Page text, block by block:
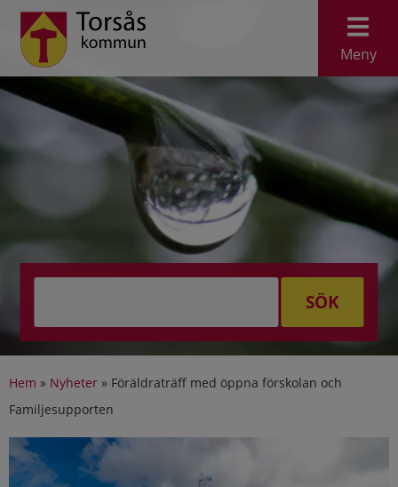
Meny
SÖK
Hem » Nyheter » Föräldraträff med öppna förskolan och
Familjesupporten